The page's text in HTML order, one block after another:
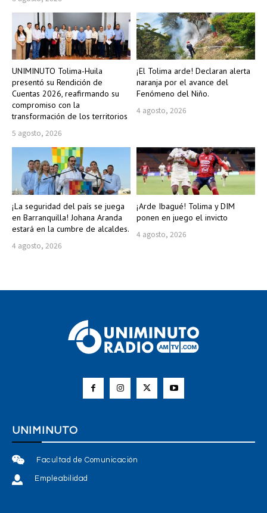
UNIMINUTO Tolima-Huila
presentó su Rendición de
Cuentas 2026, reafirmando su
compromiso con la
transformación de los territorios
5 agosto, 2026
¡El Tolima arde! Declaran alerta
naranja por el avance del
Fenómeno del Niño.
4 agosto, 2026
¡La seguridad del país se juega
en Barranquilla! Johana Aranda
estará en la cumbre de alcaldes.
4 agosto, 2026
¡Arde Ibagué! Tolima y DIM
ponen en juego el invicto
4 agosto, 2026
UNIMINUTO
Facultad de Comunicación
Empleabilidad